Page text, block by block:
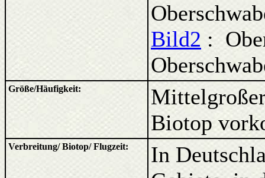
Bild2 :
Größe/Häufigkeit:
Biotop
Verbreitung/ Biotop/ Flugzeit:
In